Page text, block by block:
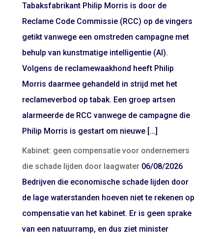
Tabaksfabrikant Philip Morris is door de
Reclame Code Commissie (RCC) op de vingers
getikt vanwege een omstreden campagne met
behulp van kunstmatige intelligentie (AI).
Volgens de reclamewaakhond heeft Philip
Morris daarmee gehandeld in strijd met het
reclameverbod op tabak. Een groep artsen
alarmeerde de RCC vanwege de campagne die
Philip Morris is gestart om nieuwe […]
Kabinet: geen compensatie voor ondernemers
die schade lijden door laagwater 06/08/2026
Bedrijven die economische schade lijden door
de lage waterstanden hoeven niet te rekenen op
compensatie van het kabinet. Er is geen sprake
van een natuurramp, en dus ziet minister